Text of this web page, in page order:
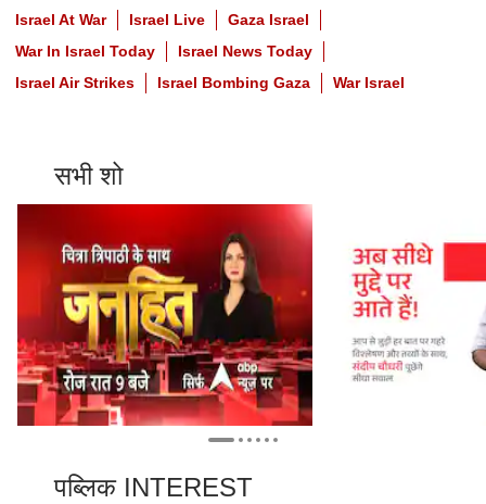
Israel At War
Israel Live
Gaza Israel
War In Israel Today
Israel News Today
Israel Air Strikes
Israel Bombing Gaza War Israel
सभी शो
पब्लिक INTEREST